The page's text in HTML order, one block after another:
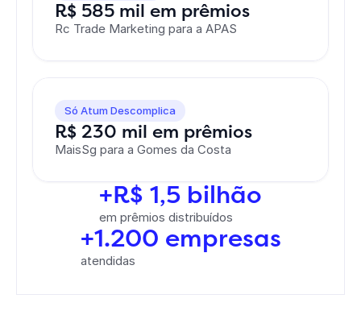
R$ 585 mil em prêmios
Rc Trade Marketing para a APAS
Só Atum Descomplica
R$ 230 mil em prêmios
MaisSg para a Gomes da Costa
+R$ 1,5 bilhão
em prêmios distribuídos
+1.200 empresas
atendidas